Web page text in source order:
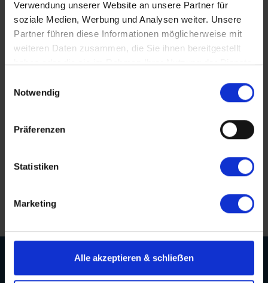
Verwendung unserer Website an unsere Partner für
soziale Medien, Werbung und Analysen weiter. Unsere
Partner führen diese Informationen möglicherweise mit
weiteren Daten zusammen, die Sie ihnen bereitgestellt
haben oder die sie im Rahmen Ihrer Nutzung der Dienste
Notwendig
Präferenzen
Statistiken
Marketing
Alle akzeptieren & schlieẞen
touroperating
trainee transfer
übersicht leistungen
vakanzen
vier tage was ist enthalten
weihnacht
weihnachten
wein weinacht zwei tage
Hervorragende Beratungsqualität
Persönliche Betreuung bis nach der Reise
Erstklassige Menüs von Spitzenköchen
Langjährige Erfahrung und Kompetenz